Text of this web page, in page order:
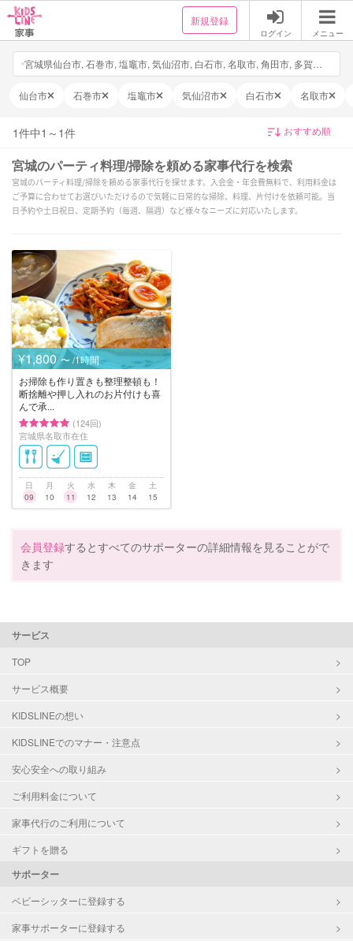
新規登録
ログイン メニュー
仙台市 石巻市 塩竈市 気仙沼市 白石市 名取市
1件中1 ～ 1件
宮城のパーティ料理/掃除を頼める家事代行を検索
宮城のパーティ料理/掃除を頼める家事代行を探せます。入会金・年会費無料で、利用料金は
ご予算に合わせてお選びいただけるので気軽に日常的な掃除、料理、片付けを依頼可能。当
日予約や土日祝日、定期予約（毎週、隔週）など様々なニーズに対応いたします。
¥1,800 〜 /1時間
お掃除も作り置きも整理整頓も！
断捨離や押し入れのお片付けも喜
んで承...
(124回)
宮城県名取市在住
日
09
月
10
火
11
水
12
木
13
金
14
土
15
会員登録するとすべてのサポーターの詳細情報を見ることがで
きます
サービス
TOP
サービス概要
KIDSLINEの想い
KIDSLINEでのマナー・注意点
安心安全への取り組み
ご利用料金について
家事代行のご利用について
ギフトを贈る
サポーター
ベビーシッターに登録する
家事サポーターに登録する